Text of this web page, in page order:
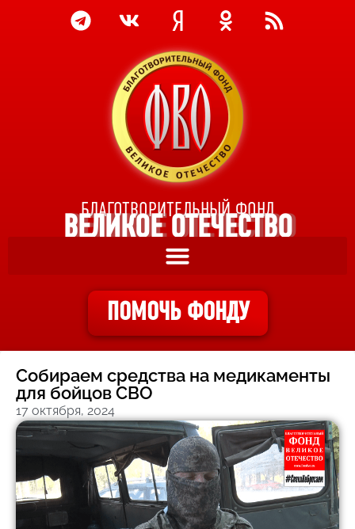
БЛАГОТВОРИТЕЛЬНЫЙ ФОНД
ВЕЛИКОЕ ОТЕЧЕСТВО
ПОМОЧЬ ФОНДУ
Собираем средства на медикаменты
для бойцов СВО
17 октября, 2024